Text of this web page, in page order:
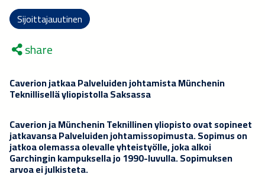
Sijoittajauutinen
share
Caverion jatkaa Palveluiden johtamista Münchenin
Teknillisellä yliopistolla Saksassa
Caverion ja Münchenin Teknillinen yliopisto ovat sopineet
jatkavansa Palveluiden johtamissopimusta. Sopimus on
jatkoa olemassa olevalle yhteistyölle, joka alkoi
Garchingin kampuksella jo 1990-luvulla. Sopimuksen
arvoa ei julkisteta.